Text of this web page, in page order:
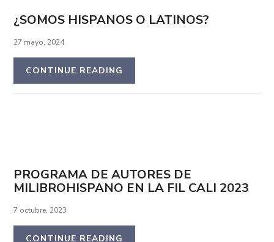
¿SOMOS HISPANOS O LATINOS?
27 mayo, 2024
CONTINUE READING
PROGRAMA DE AUTORES DE
MILIBROHISPANO EN LA FIL CALI 2023
7 octubre, 2023
CONTINUE READING